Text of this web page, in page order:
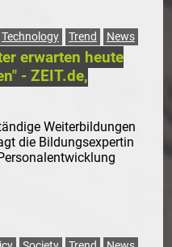
Technology Trend News
erwarten heute
- ZEIT.de,
Weiterbildungen
die Bildungsexpertin
is external)